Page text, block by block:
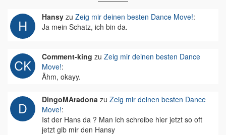
Hansy zu Zeig mir deinen besten Dance Move!:
Ja mein Schatz, ich bin da.
Comment-king zu Zeig mir deinen besten Dance
Move!:
Ähm, okayy.
DingoMAradona zu Zeig mir deinen besten Dance
Move!:
Ist der Hans da ? Man ich schreibe hier jetzt so oft
jetzt gib mir den Hansy